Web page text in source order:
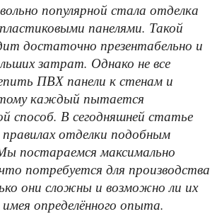
популярной стала отделка
панелями. Такой
достаточно презентабельно и
затрат. Однако не все
ПВХ панели к стенам и
каждый пытается
способ. В сегодняшней статье
отделки подобным
постараемся максимально
потребуется для производства
они сложны и возможно ли их
определённого опыта.